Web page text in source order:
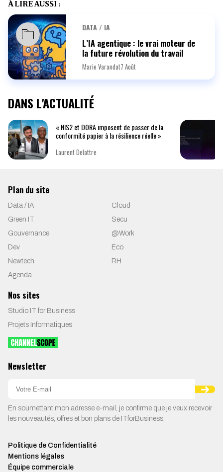
À LIRE AUSSI :
DATA / IA
L’IA agentique : le vrai moteur de
la future révolution du travail
Marie Varandat7 Août
DANS L'ACTUALITÉ
« NIS2 et DORA imposent de passer de la
conformité papier à la résilience réelle »
Laurent Delattre
Plan du site
Data / IA
Cloud
Green IT
Secu
Gouvernance
@Work
Dev
Eco
Newtech
RH
Agenda
Nos sites
Studio IT for Business
Projets Informatiques
Newsletter
En soumettant mon adresse e-mail, je confirme que je veux recevoir
les nouveautés, offres et bon plans de ITforBusiness.
Politique de Confidentialité
Mentions légales
Équipe commerciale